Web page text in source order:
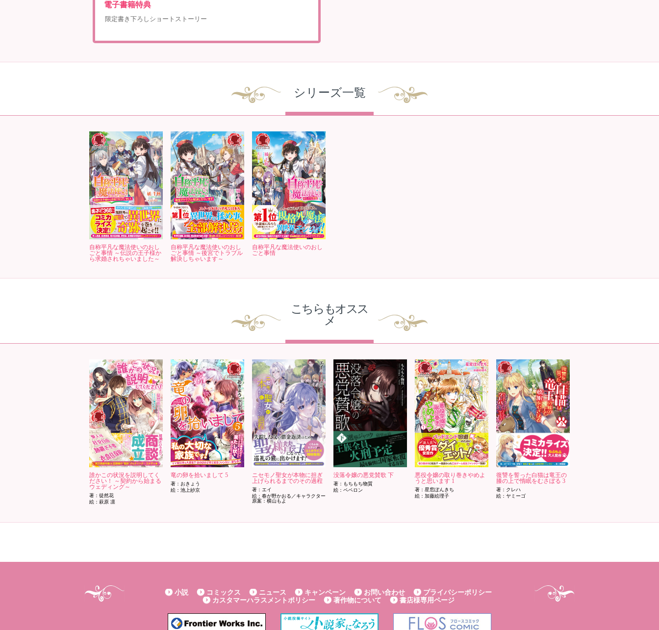
電子書籍特典
限定書き下ろしショートストーリー
シリーズ一覧
自称平凡な魔法使いのおし
ごと事情 ～伝説の王子様か
ら求婚されちゃいました～
自称平凡な魔法使いのおし
ごと事情 ～後宮でトラブル
解決しちゃいます～
自称平凡な魔法使いのおし
ごと事情
こちらもオスス
メ
誰かこの状況を説明してく
ださい！ ～契約から始まる
ウェディング～
著：徒然花
絵：萩原 凛
竜の卵を拾いまして 5
著：おきょう
絵：池上紗京
ニセモノ聖女が本物に担ぎ
上げられるまでのその過程
著：エイ
絵：春が野かおる／キャラクター
原案：横山もよ
没落令嬢の悪党賛歌 下
著：もちもち物質
絵：ペペロン
悪役令嬢の取り巻きやめよ
うと思います 1
著：星窓ぽんきち
絵：加藤絵理子
復讐を誓った白猫は竜王の
膝の上で惰眠をむさぼる 3
著：クレハ
絵：ヤミーゴ
小説 コミックス ニュース キャンペーン お問い合わせ
プライバシーポリシー
カスタマーハラスメントポリシー
著作物について 書店様専用ページ